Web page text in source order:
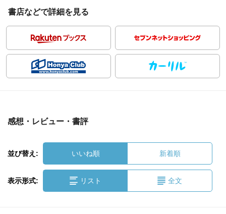
書店などで詳細を見る
感想・レビュー・書評
並び替え: いいね順 新着順
表示形式: リスト 全文